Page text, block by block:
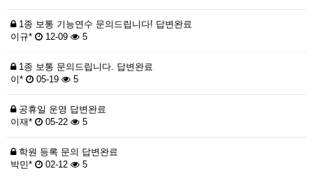
1종 보통 기능연수 문의드립니다! 답변완료
이규*
12-09 5
1종 보통 문의드립니다. 답변완료
이*
05-19 5
공휴일 운영 답변완료
이재*
05-22 5
학원 등록 문의 답변완료
박민*
02-12 5